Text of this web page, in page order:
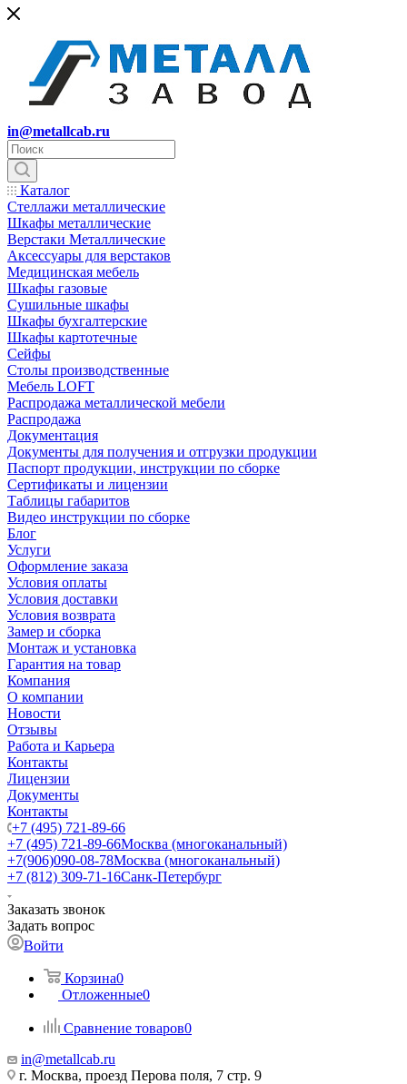
in@metallcab.ru
Каталог
Стеллажи металлические
Шкафы металлические
Верстаки Металлические
Аксессуары для верстаков
Медицинская мебель
Шкафы газовые
Сушильные шкафы
Шкафы бухгалтерские
Шкафы картотечные
Сейфы
Столы производственные
Мебель LOFT
Распродажа металлической мебели
Распродажа
Документация
Документы для получения и отгрузки продукции
Паспорт продукции, инструкции по сборке
Сертификаты и лицензии
Таблицы габаритов
Видео инструкции по сборке
Блог
Услуги
Оформление заказа
Условия оплаты
Условия доставки
Условия возврата
Замер и сборка
Монтаж и установка
Гарантия на товар
Компания
О компании
Новости
Отзывы
Работа и Карьера
Контакты
Лицензии
Документы
Контакты
+7 (495) 721-89-66
+7 (495) 721-89-66Москва (многоканальный)
+7(906)090-08-78Москва (многоканальный)
+7 (812) 309-71-16Санк-Петербург
Заказать звонок
Задать вопрос
Войти
Корзина0
Отложенные0
Сравнение товаров0
in@metallcab.ru
г. Москва, проезд Перова поля, 7 стр. 9